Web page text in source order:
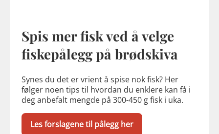
Spis mer fisk ved å velge
fiskepålegg på brødskiva
Synes du det er vrient å spise nok fisk? Her
følger noen tips til hvordan du enklere kan få i
deg anbefalt mengde på 300-450 g fisk i uka.
Les forslagene til pålegg her